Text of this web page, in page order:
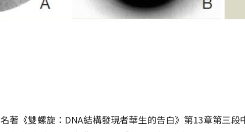
名著《雙螺旋：DNA結構發現者華生的告白》第13章第三段